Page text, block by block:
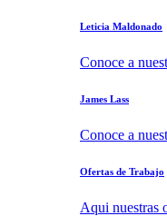
Leticia Maldonado
Conoce a
James Lass
Conoce a
Ofertas de Trabajo
Aqui nuestras